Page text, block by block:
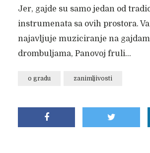
Jer, gajde su samo jedan od
instrumenata sa ovih prostora.
najavljuje muziciranje na
drombuljama, Panovoj fruli…
o gradu zanimljivosti